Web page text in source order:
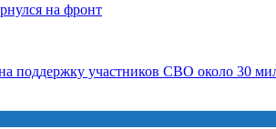
на фронт
поддержку участников СВО около 30